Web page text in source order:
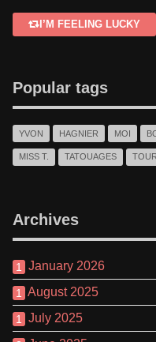
I’M FEELING LUCKY
Popular tags
YVON HAGNIER MOI
MISS T. TATOUAGES
Archives
1 January 2026
1 August 2025
1 July 2025